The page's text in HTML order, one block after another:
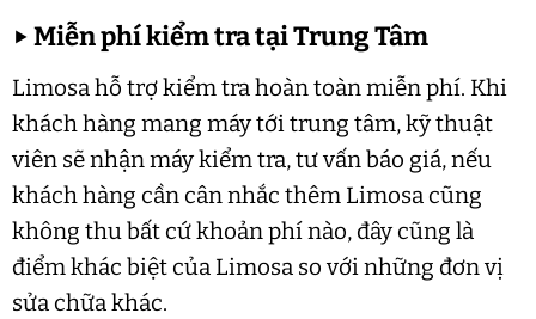
▶Miễn phí kiểm tra tại Trung Tâm
Limosa hỗ trợ kiểm tra hoàn toàn miễn phí. Khi
khách hàng mang máy tới trung tâm, kỹ thuật
viên sẽ nhận máy kiểm tra, tư vấn báo giá, nếu
khách hàng cần cân nhắc thêm Limosa cũng
không thu bất cứ khoản phí nào, đây cũng là
điểm khác biệt của Limosa so với những đơn vị
sửa chữa khác.